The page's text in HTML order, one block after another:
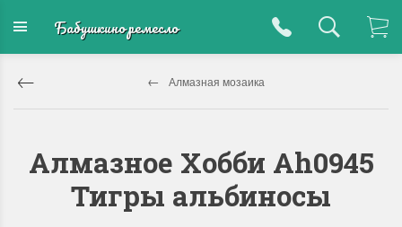
Бабушкино ремесло
Алмазная мозаика
Алмазное Хобби Ah0945
Тигры альбиносы